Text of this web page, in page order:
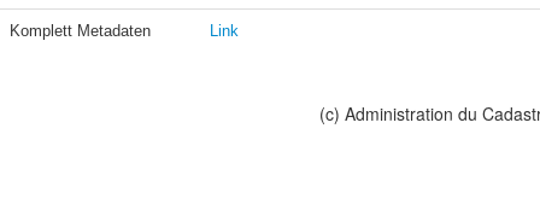
Komplett Metadaten Link
(c) Administration du